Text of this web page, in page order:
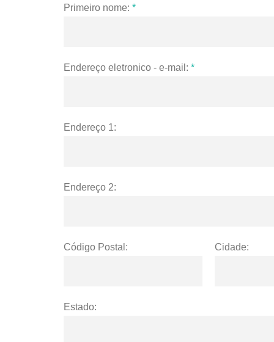
Primeiro nome: *
Endereço eletronico - e-mail: *
Endereço 1:
Endereço 2:
Código Postal: Cidade:
Estado: